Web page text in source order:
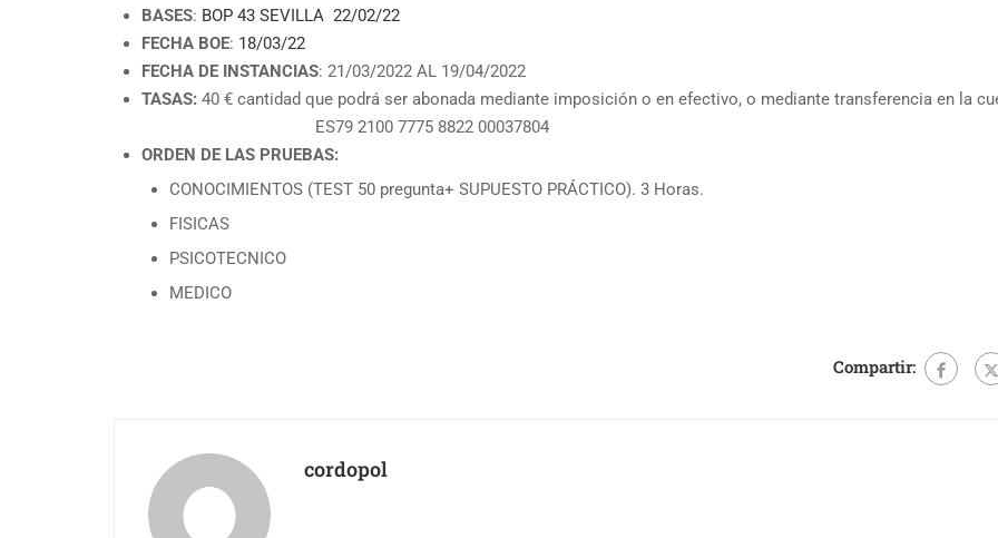
BASES: BOP 43 SEVILLA 22/02/22
FECHA BOE: 18/03/22
FECHA DE INSTANCIAS: 21/03/2022 AL 19/04/2022
TASAS: 40 € cantidad que podrá ser abonada mediante imposición o en efectivo, o mediante transferencia en la
ES79 2100 7775 8822 00037804
ORDEN DE LAS PRUEBAS:
CONOCIMIENTOS (TEST 50 pregunta+ SUPUESTO PRÁCTICO). 3 Horas.
FISICAS
PSICOTECNICO
MEDICO
Compartir:
cordopol